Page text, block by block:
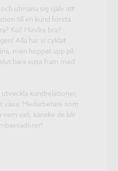
utmana sig själv att
till en kund första
Kul! Mindre bra?
Alla har vi cyklat
men hoppat upp på
bara susa fram med
kundrelationer,
växa. Medarbetare som
vem vet, kanske de blir